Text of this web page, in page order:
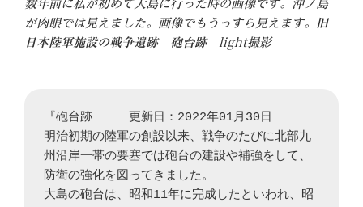
数年前に私が初めて大島に行った時の画像です。沖ノ島
が肉眼では見えました。画像でもうっすら見えます。
旧
日本陸軍施設の戦争遺跡
砲台跡light撮影
『砲台跡　　　更新日：2022年01月30日
明治初期の陸軍の創設以来、戦争のたびに北部九
州沿岸一帯の要塞では砲台の建設や補強をして、
防衛の強化を図ってきました。
大島の砲台は、昭和11年に完成したといわれ、昭